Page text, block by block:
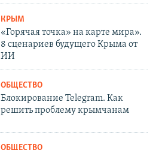
КРЫМ
«Горячая точка» на карте мира».
8 сценариев будущего Крыма от
ИИ
ОБЩЕСТВО
Блокирование Telegram. Как
решить проблему крымчанам
ОБЩЕСТВО